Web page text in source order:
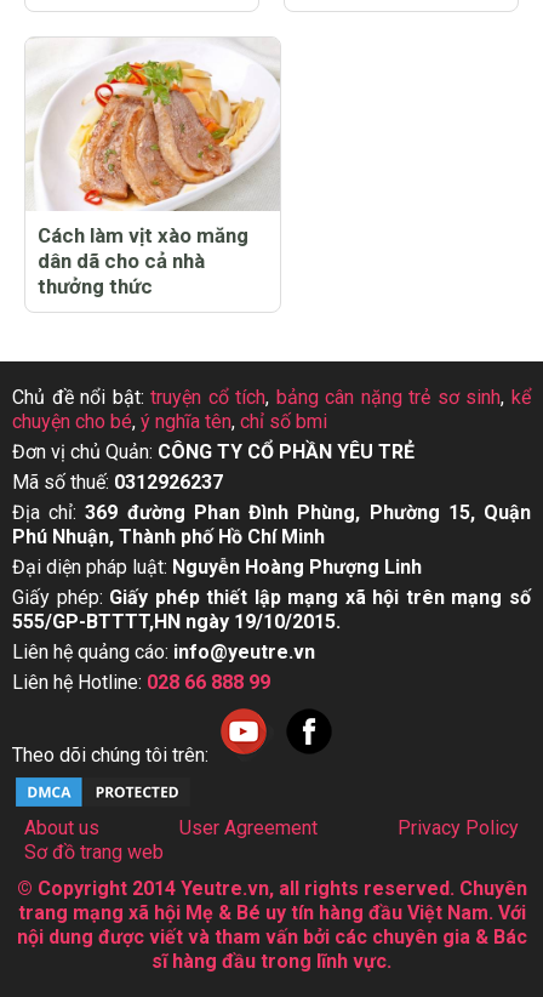
Cách làm vịt xào măng
dân dã cho cả nhà
thưởng thức
Chủ đề nổi bật:truyện cổ tích, bảng cân nặng trẻ sơ sinh, kể
chuyện cho bé, ý nghĩa tên, chỉ số bmi
Đơn vị chủ Quản: CÔNG TY CỔ PHẦN YÊU TRẺ
Mã số thuế: 0312926237
Địa chỉ:369 đường Phan Đình Phùng, Phường 15, Quận
Phú Nhuận, Thành phố Hồ Chí Minh
Đại diện pháp luật: Nguyễn Hoàng Phượng Linh
Giấy phép: Giấy phép thiết lập mạng xã hội trên mạng số
555/GP-BTTTT,HN ngày 19/10/2015.
Liên hệ quảng cáo: info@yeutre.vn
Liên hệ Hotline: 028 66 888 99
Theo dõi chúng tôi trên:
About us User Agreement
Privacy Policy
Sơ đồ trang web
© Copyright 2014 Yeutre.vn, all rights reserved. Chuyên
trang mạng xã hội Mẹ & Bé uy tín hàng đầu Việt Nam. Với
nội dung được viết và tham vấn bởi các chuyên gia & Bác
sĩ hàng đầu trong lĩnh vực.